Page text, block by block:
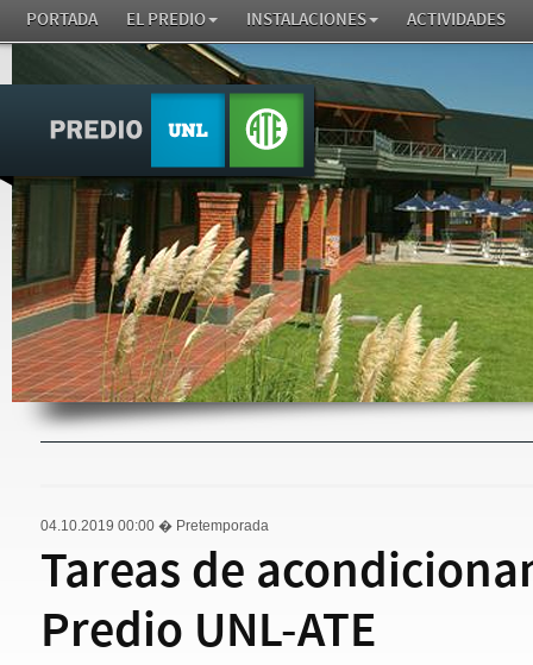
PORTADA EL PREDIO INSTALACIONES ACTIVIDADES
04.10.2019 00:00 � Pretemporada
Tareas de
Predio UNL-ATE